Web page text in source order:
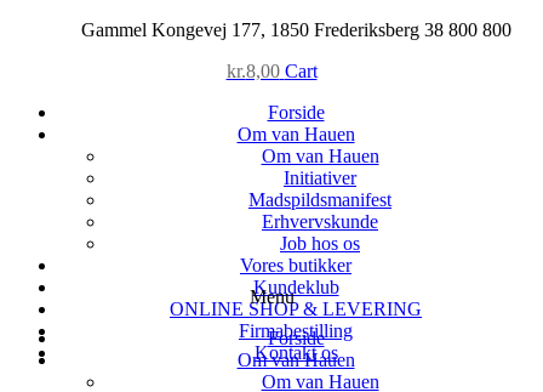
Gammel Kongevej 177, 1850 Frederiksberg 38 800 800
kr.8,00 Cart
Forside
Om van Hauen
Om van Hauen
Initiativer
Madspildsmanifest
Erhvervskunde
Job hos os
Vores butikker
Kundeklub
ONLINE SHOP & LEVERING
Firmabestilling
Kontakt os
Menu
Forside
Om van Hauen
Om van Hauen